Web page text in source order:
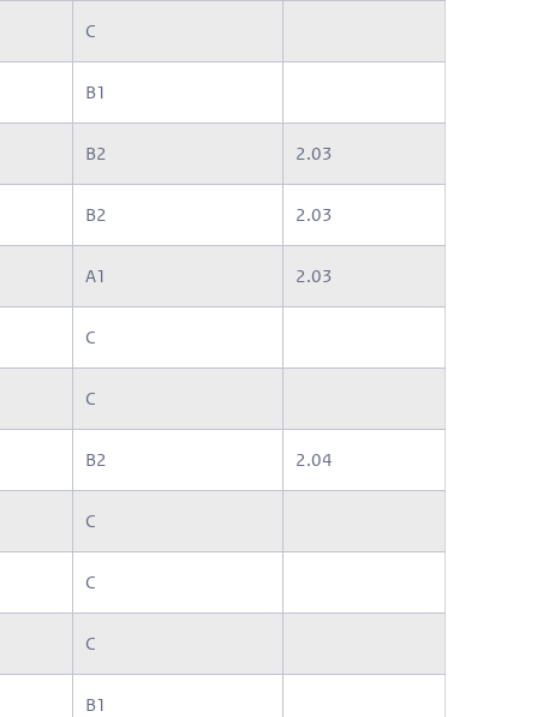
C
B1
B2 2.03
B2 2.03
A1 2.03
C
C
B2 2.04
C
C
C
B1